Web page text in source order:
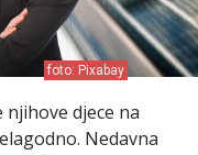
foto: Pixabay
djece na
Nedavna